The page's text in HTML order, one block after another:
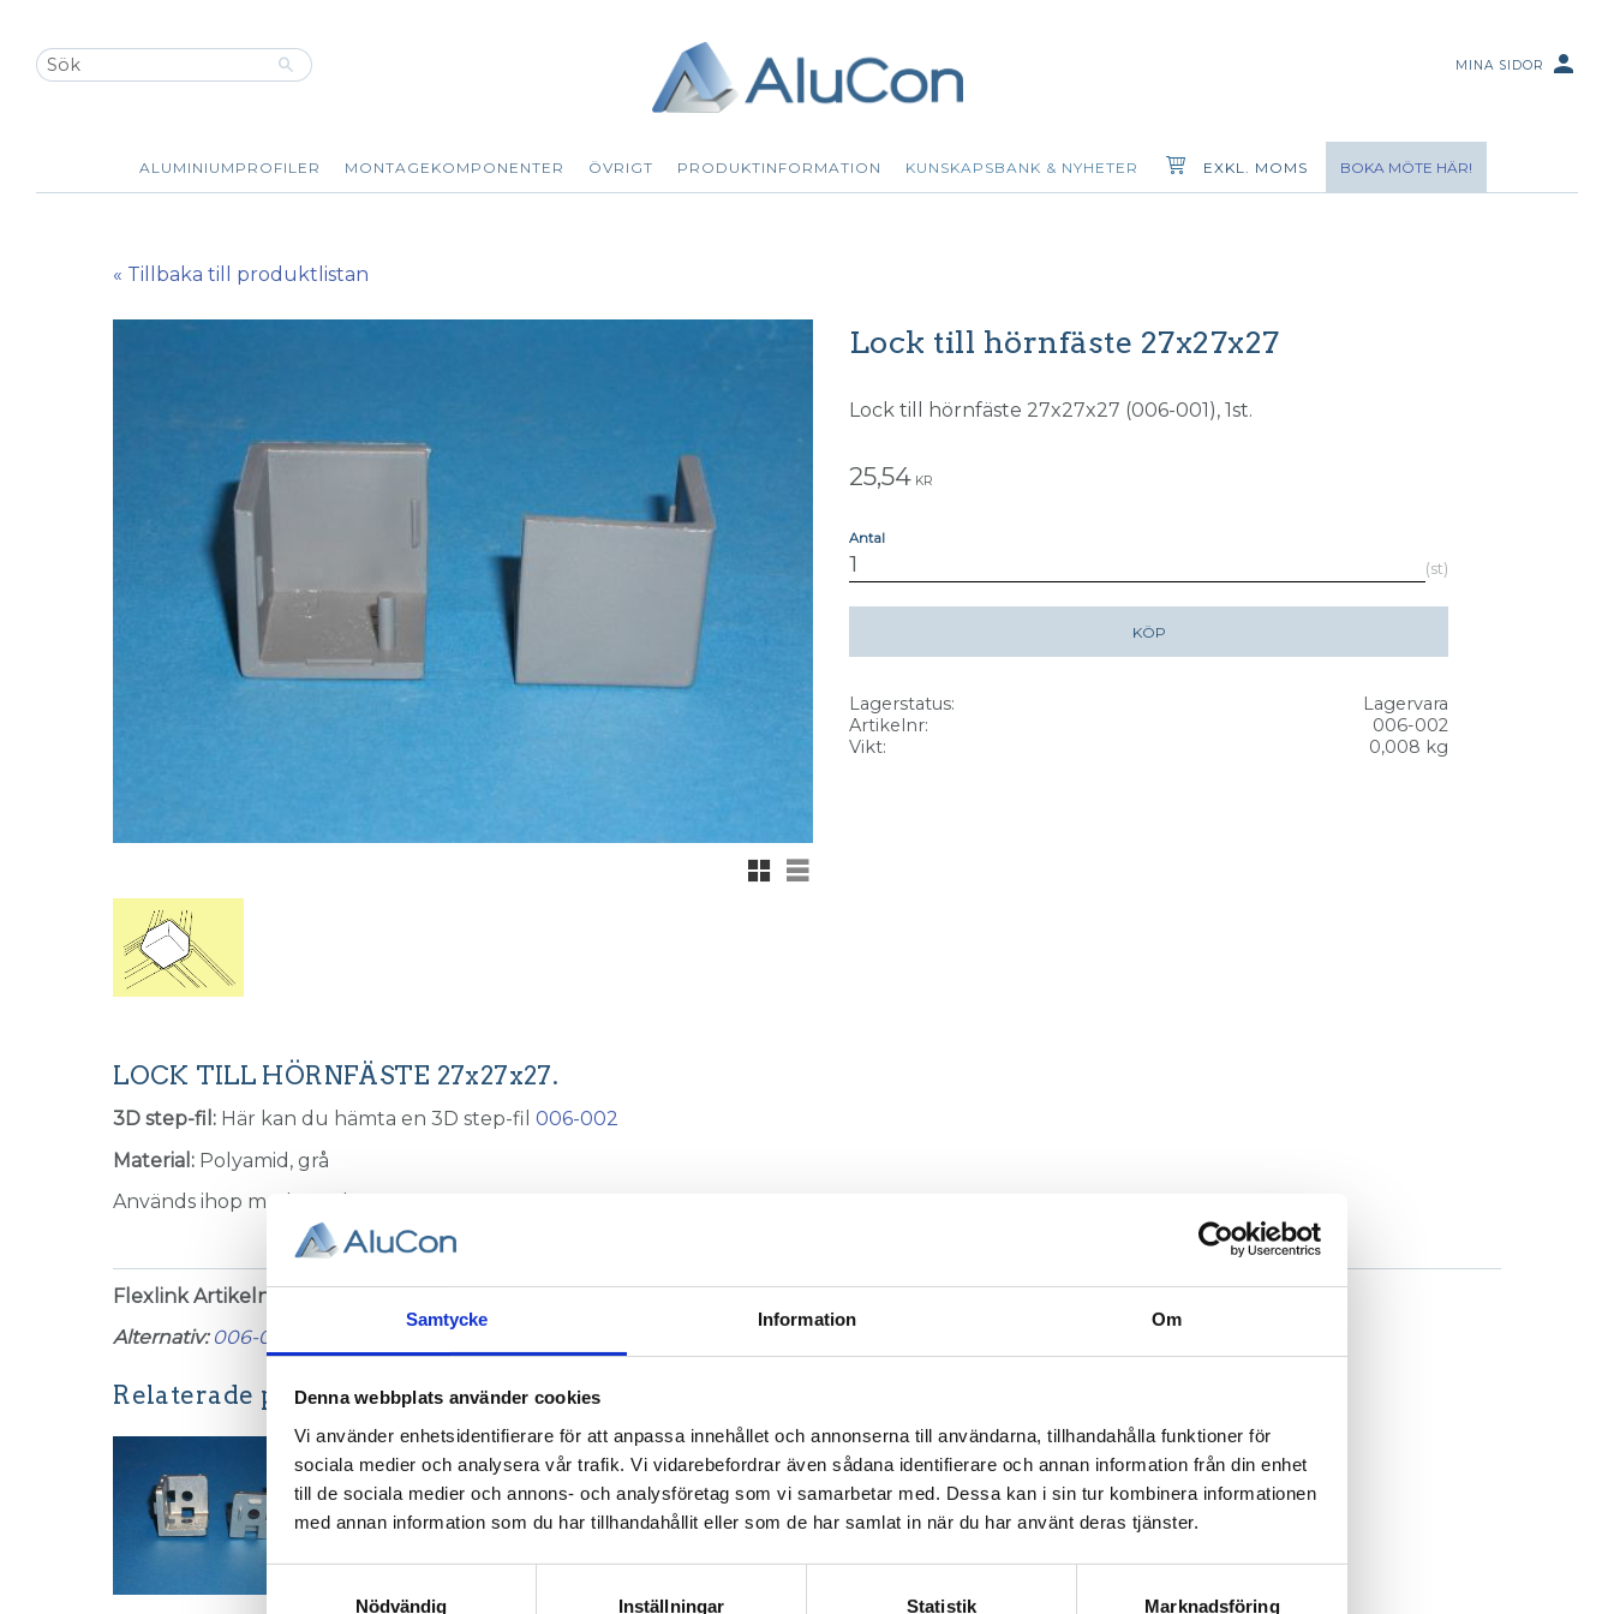
Samtycke Information Om
Denna webbplats använder cookies
Vi använder enhetsidentifierare för att anpassa innehållet och annonserna till användarna, tillhandahålla funktioner för
sociala medier och analysera vår trafik. Vi vidarebefordrar även sådana identifierare och annan information från din enhet
till de sociala medier och annons- och analysföretag som vi samarbetar med. Dessa kan i sin tur kombinera informationen
med annan information som du har tillhandahållit eller som de har samlat in när du har använt deras tjänster.
Nödvändig
Inställningar Statistik Marknadsföring
MINA SIDOR person
ALUMINIUMPROFILER MONTAGEKOMPONENTER ÖVRIGT PRODUKTINFORMATION KUNSKAPSBANK & NYHETER EXKL. MOMS BOKA MÖTE HÄR!
« Tillbaka till produktlistan
Lock till hörnfäste 27x27x27
Lock till hörnfäste 27x27x27 (006-001), 1st.
Rutnätsvy
Listvy
25,54KR
Antal
st
KÖP
Lagerstatus
Lagervara
Artikelnr
006-002
Vikt
0,008 kg
LOCK TILL HÖRNFÄSTE 27x27x27.
3D step-fil: Här kan du hämta en 3D step-fil006-002
Material: Polyamid, grå
Används ihop med profil
Flexlink Artikelnummer:
Alternativ: 006-003
Relaterade produkter